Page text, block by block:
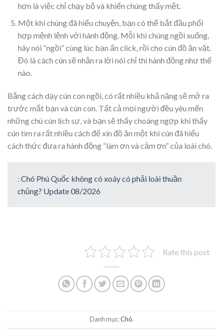
hơn là việc chỉ chạy bộ và khiến chúng thấy mệt.
Một khi chúng đã hiểu chuyện, bạn có thể bắt đầu phối
hợp mệnh lệnh với hành động. Mỗi khi chúng ngồi xuống,
hãy nói “ngồi” cùng lúc bạn ấn click, rồi cho cún đồ ăn vặt.
Đó là cách cún sẽ nhận ra lời nói chỉ thị hành động như thế
nào.
Bằng cách dạy cún con ngồi, có rất nhiều khả năng sẽ mở ra
trước mắt bạn và cún con. Tất cả mọi người đều yêu mến
những chú cún lịch sự, và bạn sẽ thấy choáng ngợp khi thấy
cún tìm ra rất nhiều cách để xin đồ ăn một khi cún đã hiểu
cách thức đưa ra hành động “làm ơn và cảm ơn” của loài chó.
: Chó Phú Quốc không có xoáy có phải loài thuần
chủng? Update 08/2026
Rate this post
Danh mục:Chó.